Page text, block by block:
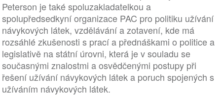
Peterson je také spoluzakladatelkou a
spolupředsedkyní organizace PAC pro politiku užívání
návykových látek, vzdělávání a zotavení, kde má
rozsáhlé zkušenosti s prací a přednáškami o politice a
legislativě na státní úrovni, která je v souladu se
současnými znalostmi a osvědčenými postupy při
řešení užívání návykových látek a poruch spojených s
užíváním návykových látek.